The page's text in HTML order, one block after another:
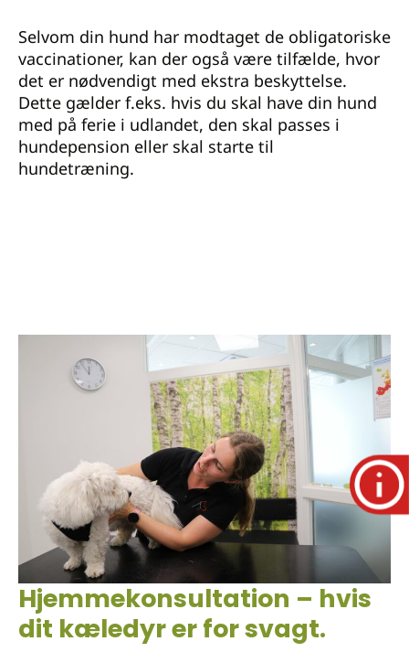
Selvom din hund har modtaget de obligatoriske
vaccinationer, kan der også være tilfælde, hvor
det er nødvendigt med ekstra beskyttelse.
Dette gælder f.eks. hvis du skal have din hund
med på ferie i udlandet, den skal passes i
hundepension eller skal starte til
hundetræning.
Hjemmekonsultation – hvis
dit kæledyr er for svagt.